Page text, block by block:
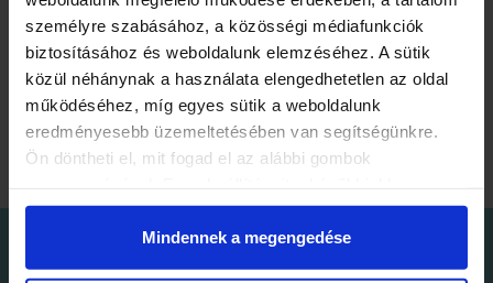
személyre szabásához, a közösségi médiafunkciók
biztosításához és weboldalunk elemzéséhez. A sütik
közül néhánynak a használata elengedhetetlen az oldal
működéséhez, míg egyes sütik a weboldalunk
eredményesebb üzemeltetésében van segítségünkre.
Ön döntheti el, mit fogad el az alábbi gombok
módosíthatja. További részletekről olvashat Adatkezelési
tájékoztatónkban.Mindennek a megengedése
Osztályprogram